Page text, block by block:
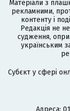
Матеріали з
рекламними,
контенту і
Редакція не
судження,
українським
Cубєкт у сфері